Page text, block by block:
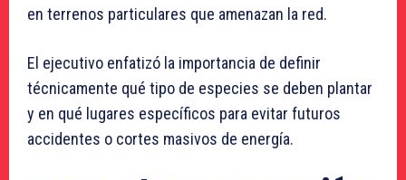
en terrenos particulares que amenazan la red.
El ejecutivo enfatizó la importancia de definir
técnicamente qué tipo de especies se deben plantar
y en qué lugares específicos para evitar futuros
accidentes o cortes masivos de energía.